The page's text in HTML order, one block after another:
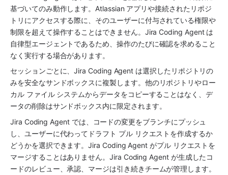
基づいてのみ動作します。Atlassian アプリや接続されたリポジ
トリにアクセスする際に、そのユーザーに付与されている権限や
制限を超えて操作することはできません。Jira Coding Agent は
自律型エージェントであるため、操作のたびに確認を求めること
なく実行する場合があります。
セッションごとに、Jira Coding Agent は選択したリポジトリの
みを安全なサンドボックスに複製します。他のリポジトリやロー
カル ファイル システムからデータをコピーすることはなく、デ
ータの削除はサンドボックス内に限定されます。
Jira Coding Agent では、コードの変更をブランチにプッシュ
し、ユーザーに代わってドラフト プル リクエストを作成するか
どうかを選択できます。Jira Coding Agent がプル リクエストを
マージすることはありません。Jira Coding Agent が生成したコ
ードのレビュー、承認、マージは引き続きチームが管理します。